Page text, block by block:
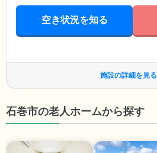
空き状況を知る
施設の詳細を見る
石巻市の老人ホームから探す